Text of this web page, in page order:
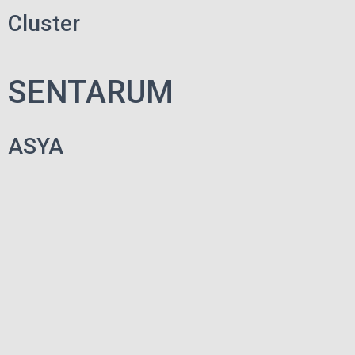
Cluster
SENTARUM
ASYA